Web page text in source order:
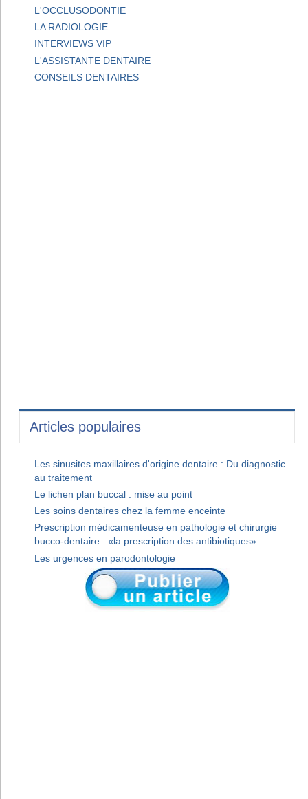
L'OCCLUSODONTIE
LA RADIOLOGIE
INTERVIEWS VIP
L'ASSISTANTE DENTAIRE
CONSEILS DENTAIRES
Articles populaires
Les sinusites maxillaires d'origine dentaire : Du diagnostic
au traitement
Le lichen plan buccal : mise au point
Les soins dentaires chez la femme enceinte
Prescription médicamenteuse en pathologie et chirurgie
bucco-dentaire : «la prescription des antibiotiques»
Les urgences en parodontologie